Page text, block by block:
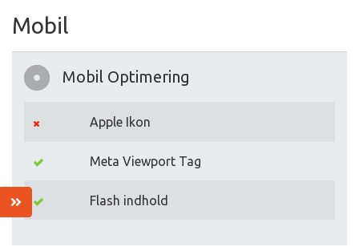
Mobil
Mobil Optimering
Apple Ikon
Meta Viewport Tag
Flash indhold